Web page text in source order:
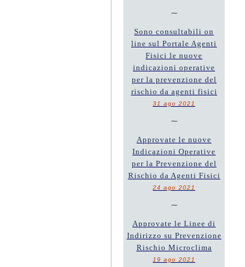
~
Sono consultabili on
line sul Portale Agenti
Fisici le nuove
indicazioni operative
per la prevenzione del
rischio da agenti fisici
31 ago 2021
~
Approvate le nuove
Indicazioni Operative
per la Prevenzione del
Rischio da Agenti Fisici
24 ago 2021
~
Approvate le Linee di
Indirizzo su Prevenzione
Rischio Microclima
19 ago 2021